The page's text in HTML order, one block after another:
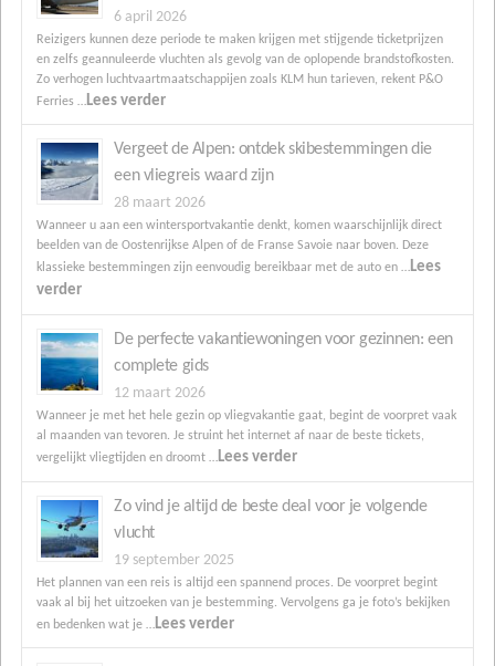
6 april 2026
Reizigers kunnen deze periode te maken krijgen met stijgende ticketprijzen
en zelfs geannuleerde vluchten als gevolg van de oplopende brandstofkosten.
Zo verhogen luchtvaartmaatschappijen zoals KLM hun tarieven, rekent P&O
Ferries …Lees verder
Vergeet de Alpen: ontdek skibestemmingen die
een vliegreis waard zijn
28 maart 2026
Wanneer u aan een wintersportvakantie denkt, komen waarschijnlijk direct
beelden van de Oostenrijkse Alpen of de Franse Savoie naar boven. Deze
klassieke bestemmingen zijn eenvoudig bereikbaar met de auto en …Lees
verder
De perfecte vakantiewoningen voor gezinnen: een
complete gids
12 maart 2026
Wanneer je met het hele gezin op vliegvakantie gaat, begint de voorpret vaak
al maanden van tevoren. Je struint het internet af naar de beste tickets,
vergelijkt vliegtijden en droomt …Lees verder
Zo vind je altijd de beste deal voor je volgende
vlucht
19 september 2025
Het plannen van een reis is altijd een spannend proces. De voorpret begint
vaak al bij het uitzoeken van je bestemming. Vervolgens ga je foto’s bekijken
en bedenken wat je …Lees verder